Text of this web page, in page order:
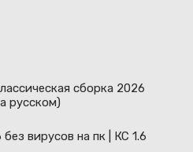
сборка 2026
русском)
вирусов на пк | КС 1.6